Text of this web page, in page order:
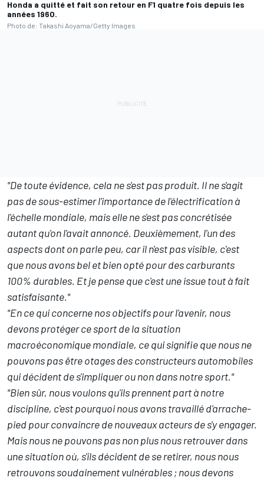
Honda a quitté et fait son retour en F1 quatre fois depuis les
années 1960.
Photo de: Takashi Aoyama/Getty Images
"De toute évidence, cela ne s'est pas produit. Il ne s'agit
pas de sous-estimer l'importance de l'électrification à
l'échelle mondiale, mais elle ne s'est pas concrétisée
autant qu'on l'avait annoncé. Deuxièmement, l'un des
aspects dont on parle peu, car il n'est pas visible, c'est
que nous avons bel et bien opté pour des carburants
100% durables. Et je pense que c'est une issue tout à fait
satisfaisante."
"En ce qui concerne nos objectifs pour l'avenir, nous
devons protéger ce sport de la situation
macroéconomique mondiale, ce qui signifie que nous ne
pouvons pas être otages des constructeurs automobiles
qui décident de s'impliquer ou non dans notre sport."
"Bien sûr, nous voulons qu'ils prennent part à notre
discipline, c'est pourquoi nous avons travaillé d'arrache-
pied pour convaincre de nouveaux acteurs de s'y engager.
Mais nous ne pouvons pas non plus nous retrouver dans
une situation où, s'ils décident de se retirer, nous nous
retrouvons soudainement vulnérables ; nous devons